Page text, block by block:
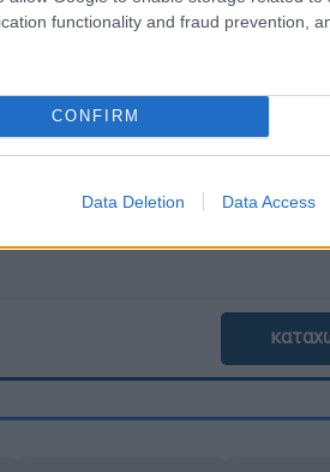
functionality and fraud prevention,
CONFIRM
Data Deletion Data Access
ΕΘΝΟΣ θα παρεμβαίνει και τα προσβλητικά